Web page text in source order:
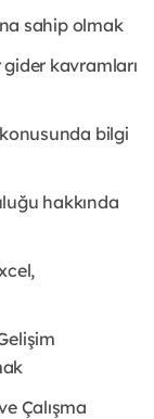
sahip olmak
kavramları
bilgi
hakkında
Çalışma